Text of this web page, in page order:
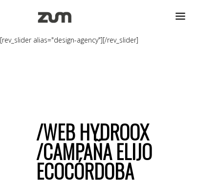
[rev_slider alias="design-agency"][/rev_slider]
WEB HYDROOX
CAMPAÑA ELIJO
ECOCÓRDOBA